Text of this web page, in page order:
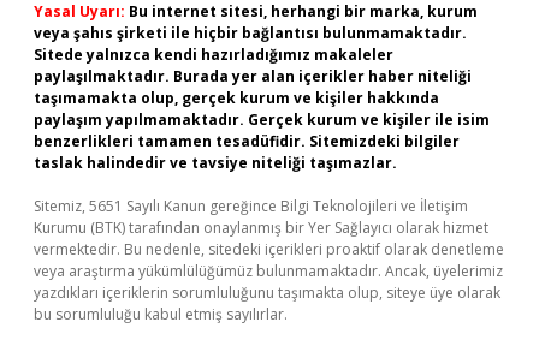
Yasal Uyarı: Bu internet sitesi, herhangi bir marka, kurum
veya şahıs şirketi ile hiçbir bağlantısı bulunmamaktadır.
Sitede yalnızca kendi hazırladığımız makaleler
paylaşılmaktadır. Burada yer alan içerikler haber niteliği
taşımamakta olup, gerçek kurum ve kişiler hakkında
paylaşım yapılmamaktadır. Gerçek kurum ve kişiler ile isim
benzerlikleri tamamen tesadüfidir. Sitemizdeki bilgiler
taslak halindedir ve tavsiye niteliği taşımazlar.
Sitemiz, 5651 Sayılı Kanun gereğince Bilgi Teknolojileri ve İletişim
Kurumu (BTK) tarafından onaylanmış bir Yer Sağlayıcı olarak hizmet
vermektedir. Bu nedenle, sitedeki içerikleri proaktif olarak denetleme
veya araştırma yükümlülüğümüz bulunmamaktadır. Ancak, üyelerimiz
yazdıkları içeriklerin sorumluluğunu taşımakta olup, siteye üye olarak
bu sorumluluğu kabul etmiş sayılırlar.